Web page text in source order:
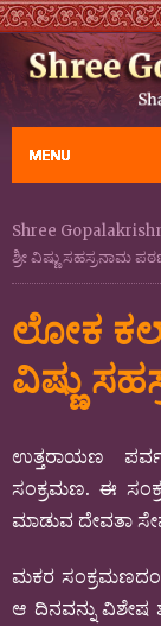
Shree
ಶ್ರೀ ವಿಷ್ಣು ಸಹಸ್ರನಾಮ
ಲೋಕ
ವಿಷ್ಣು
ಉತ್ತರಾಯಣ
ಸಂಕ್ರಮಣ. ಈ
ಮಾಡುವ ದೇವತಾ
ಮಕರ
ಆ ದಿನವನ್ನು ವಿಶೇಷ